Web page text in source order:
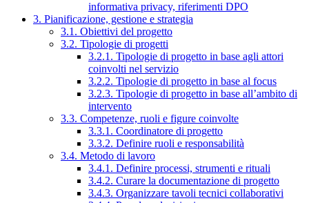
informativa privacy, riferimenti DPO
3. Pianificazione, gestione e strategia
3.1. Obiettivi del progetto
3.2. Tipologie di progetti
3.2.1. Tipologie di progetto in base agli attori
coinvolti nel servizio
3.2.2. Tipologie di progetto in base al focus
3.2.3. Tipologie di progetto in base all’ambito di
intervento
3.3. Competenze, ruoli e figure coinvolte
3.3.1. Coordinatore di progetto
3.3.2. Definire ruoli e responsabilità
3.4. Metodo di lavoro
3.4.1. Definire processi, strumenti e rituali
3.4.2. Curare la documentazione di progetto
3.4.3. Organizzare tavoli tecnici collaborativi